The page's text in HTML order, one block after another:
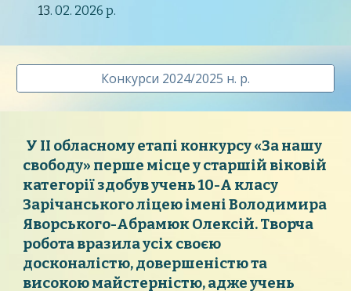
13. 02. 2026 р.
Конкурси 2024/2025 н. р.
У ІІ обласному етапі конкурсу «За нашу
свободу» перше місце у старшій віковій
категорії здобув учень 10-А класу
Зарічанського ліцею імені Володимира
Яворського-Абрамюк Олексій. Творча
робота вразила усіх своєю
досконалістю, довершеністю та
високою майстерністю, адже учень